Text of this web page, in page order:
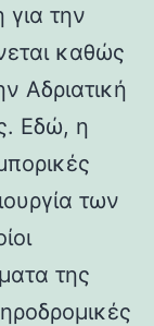
την
καθώς
Αδριατική
Εδώ, η
των
της